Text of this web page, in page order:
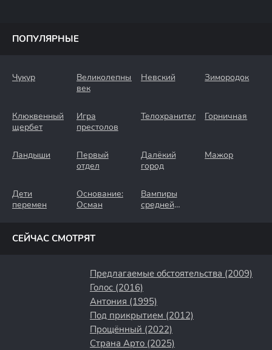
ПОПУЛЯРНЫЕ
Чукур
Великолепный
век
Невский Зимородок
Клюквенный
щербет
Игра
престолов
Телохранители Горничная
Ландыши
Первый
отдел
Далёкий
город
Мажор
Дети
перемен
Основание:
Осман
Вампиры
средней
СЕЙЧАС СМОТРЯТ
Предлагаемые обстоятельства (2009)
Голос (2016)
Антония (1995)
Под прикрытием (2012)
Прощённый (2022)
Страна Арто (2025)